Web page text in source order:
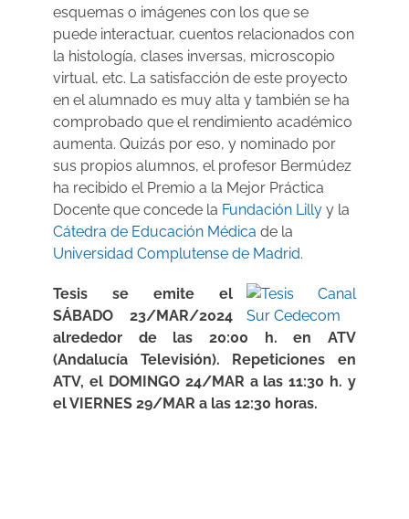
esquemas o imágenes con los que se
puede interactuar, cuentos relacionados con
la histología, clases inversas, microscopio
virtual, etc. La satisfacción de este proyecto
en el alumnado es muy alta y también se ha
comprobado que el rendimiento académico
aumenta. Quizás por eso, y nominado por
sus propios alumnos, el profesor Bermúdez
ha recibido el Premio a la Mejor Práctica
Docente que concede la Fundación Lilly y la
Cátedra de Educación Médica de la
Universidad Complutense de Madrid.
Tesis se emite el
SÁBADO 23/MAR/2024
alrededor de las 20:00 h. en ATV
(Andalucía Televisión). Repeticiones en
ATV, el DOMINGO 24/MAR a las 11:30 h. y
el VIERNES 29/MAR a las 12:30 horas.